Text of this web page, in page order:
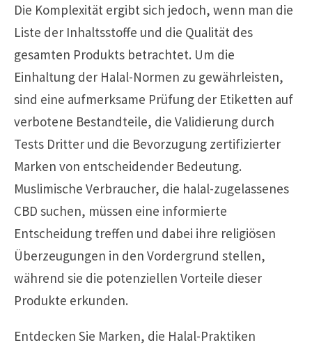
Die Komplexität ergibt sich jedoch, wenn man die
Liste der Inhaltsstoffe und die Qualität des
gesamten Produkts betrachtet. Um die
Einhaltung der Halal-Normen zu gewährleisten,
sind eine aufmerksame Prüfung der Etiketten auf
verbotene Bestandteile, die Validierung durch
Tests Dritter und die Bevorzugung zertifizierter
Marken von entscheidender Bedeutung.
Muslimische Verbraucher, die halal-zugelassenes
CBD suchen, müssen eine informierte
Entscheidung treffen und dabei ihre religiösen
Überzeugungen in den Vordergrund stellen,
während sie die potenziellen Vorteile dieser
Produkte erkunden.
Entdecken Sie Marken, die Halal-Praktiken